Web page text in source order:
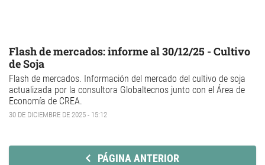
Flash de mercados: informe al 30/12/25 - Cultivo
de Soja
Flash de mercados. Información del mercado del cultivo de soja
actualizada por la consultora Globaltecnos junto con el Área de
Economía de CREA.
30 DE DICIEMBRE DE 2025 - 15:12
PÁGINA ANTERIOR